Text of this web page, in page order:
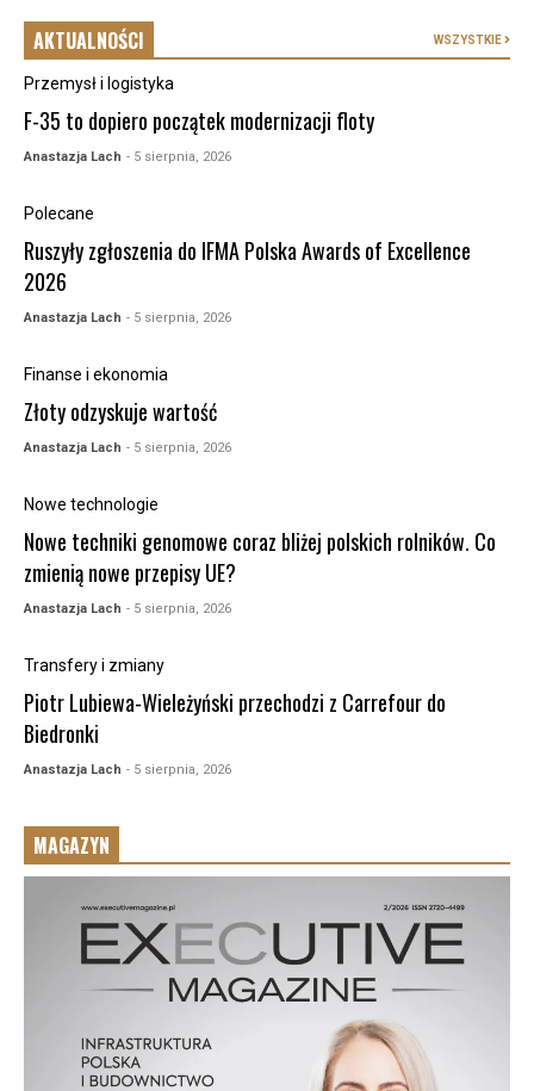
AKTUALNOŚCI WSZYSTKIE
Przemysł i logistyka
F-35 to dopiero początek modernizacji floty
Anastazja Lach - 5 sierpnia, 2026
Polecane
Ruszyły zgłoszenia do IFMA Polska Awards of Excellence
2026
Anastazja Lach - 5 sierpnia, 2026
Finanse i ekonomia
Złoty odzyskuje wartość
Anastazja Lach - 5 sierpnia, 2026
Nowe technologie
Nowe techniki genomowe coraz bliżej polskich rolników. Co
zmienią nowe przepisy UE?
Anastazja Lach - 5 sierpnia, 2026
Transfery i zmiany
Piotr Lubiewa-Wieleżyński przechodzi z Carrefour do
Biedronki
Anastazja Lach - 5 sierpnia, 2026
MAGAZYN